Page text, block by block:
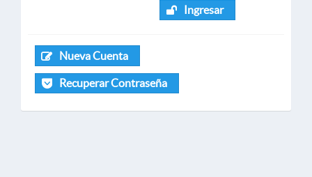
Ingresar
Nueva Cuenta
Recuperar Contraseña